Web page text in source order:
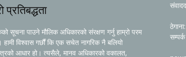
प्रतिबद्धता
सूचना पाउने मौलिक अधिकारको संरक्षण गर्नु हाम्रो परम
हामी विश्वास गर्छौं कि एक सचेत नागरिक नै बलियो
आधार हो। त्यसैले, मानव अधिकारको वकालत,